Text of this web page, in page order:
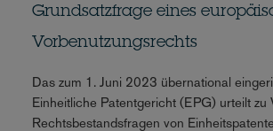
Grundsatzfrage eines
Vorbenutzungsrechts
Das zum 1. Juni 2023 übernational
Einheitliche Patentgericht (EPG) urteilt zu
Rechtsbestandsfragen von